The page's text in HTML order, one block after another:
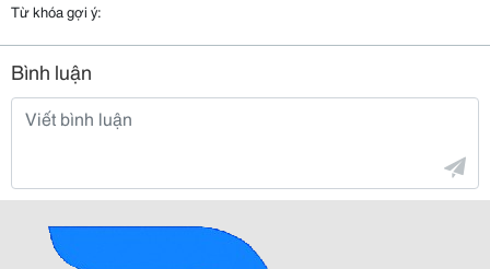
Từ khóa gợi ý:
Bình luận